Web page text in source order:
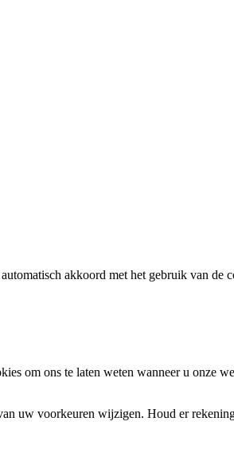
akkoord met het gebruik van de
om ons te laten weten wanneer u onze
uw voorkeuren wijzigen. Houd er